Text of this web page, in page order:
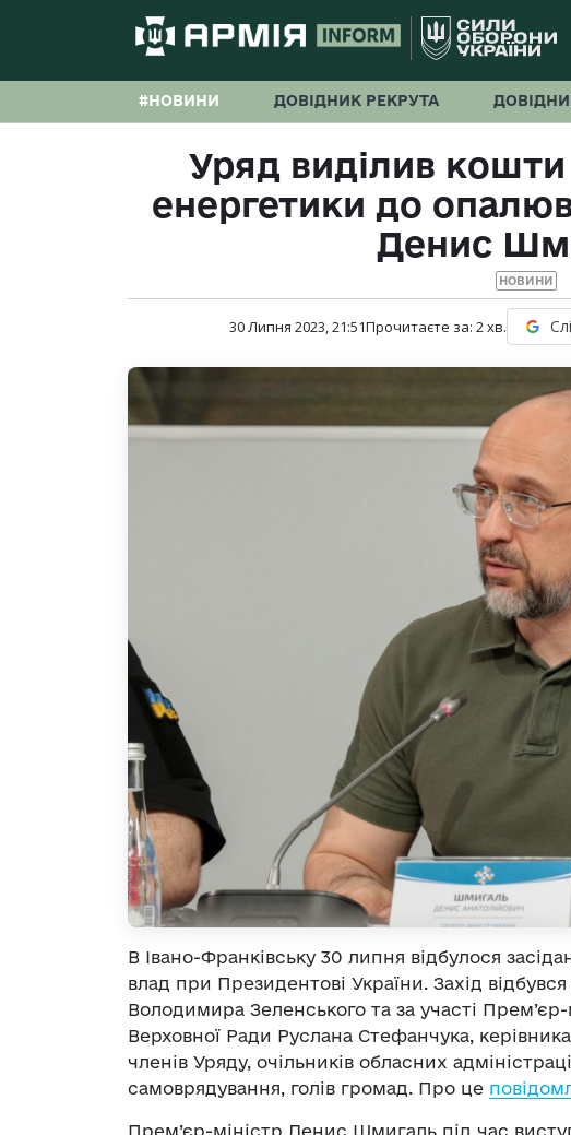
#НОВИНИ ДОВІДНИК РЕКРУТА
Уряд виділив
енергетики до
Денис
НОВИНИ
30 Липня 2023, 21:51Прочитаєте за: 2хв.
В Івано-Франківську 30 липня відбулося
влад при Президентові України. Захід
Володимира Зеленського та за участі
Верховної Ради Руслана Стефанчука,
членів Уряду, очільників обласних
самоврядування, голів громад. Про це
Прем’єр-міністр Денис Шмигаль під час